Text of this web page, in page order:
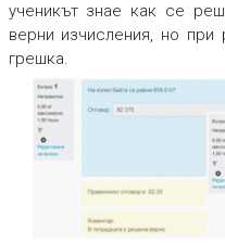
ученикът знае как се
верни изчисления, но
грешка.